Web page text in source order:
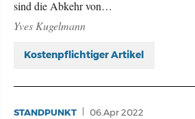
sind die Abkehr von…
Yves Kugelmann
Kostenpflichtiger Artikel
STANDPUNKT 06.Apr 2022